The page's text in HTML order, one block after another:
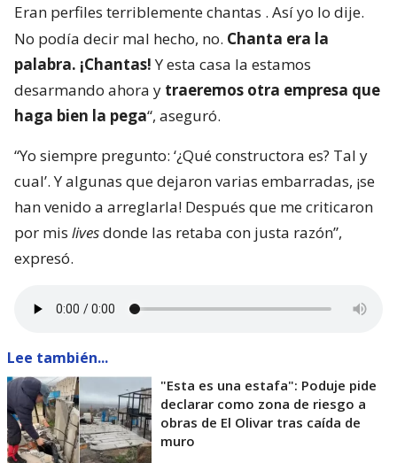
Eran perfiles terriblemente chantas . Así yo lo dije.
No podía decir mal hecho, no. Chanta era la
palabra. ¡Chantas!Y esta casa la estamos
desarmando ahora y traeremos otra empresa que
haga bien la pega“, aseguró.
“Yo siempre pregunto: ‘¿Qué constructora es? Tal y
cual’. Y algunas que dejaron varias embarradas, ¡se
han venido a arreglarla! Después que me criticaron
por mis livesdonde las retaba con justa razón”,
expresó.
Lee también...
"Esta es una estafa": Poduje pide
declarar como zona de riesgo a
obras de El Olivar tras caída de
muro